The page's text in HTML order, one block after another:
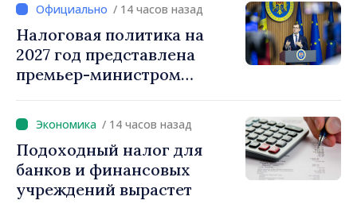
/ 14 часов назад
Налоговая политика на
2027 год представлена
премьер-министром
снижение налоговой
нагрузки на труд,
стимулирование
инвестиций и более
справедливое
/ 14 часов назад
Подоходный налог для
банков и финансовых
учреждений вырастет